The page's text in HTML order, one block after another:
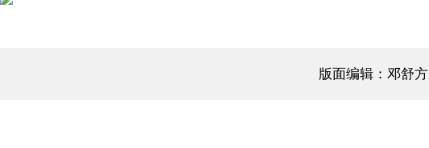
版面编辑：邓舒方